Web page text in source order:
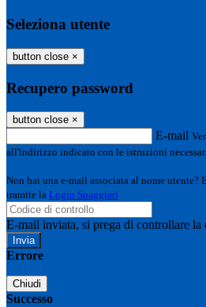
Seleziona utente
button close ×
Recupero password
button close ×
E-mail
all'indirizzo indicato con le istruzioni
Non hai una e-mail associata al nome utente?
tramite la Login Spaggiari
E-mail inviata, si prega di controllare la
Errore
Chiudi
Successo